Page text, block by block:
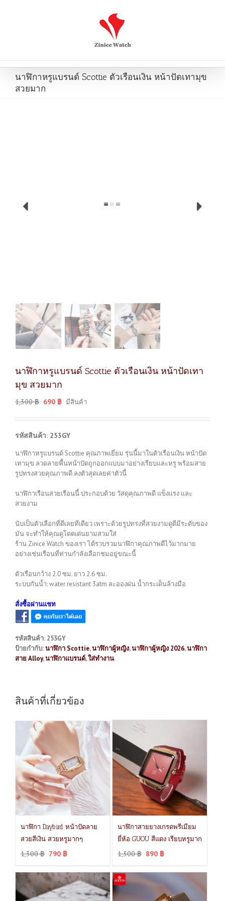
นาฬิกาหรูแบรนด์ Scottie ตัวเรือนเงิน หน้าปัดเทามุข
สวยมาก
นาฬิกาหรูแบรนด์ Scottie ตัวเรือนเงิน หน้าปัดเทา
มุข สวยมาก
1,300฿ 690 ฿ มีสินค้า
รหัสสินค้า: 253GY
นาฬิกาหรูแบรนด์ Scottie คุณภาพเยี่ยม รุ่นนี้มาในตัวเรือนเงิน หน้าปัด
เทามุข ลวดลายพื้นหน้าปัดถูกออกแบบมาอย่างเรียบและหรู พร้อมสาย
รูปทรงสวยคุณภาพดี ลงตัวสุดเลยค่าตัวนี้
นาฬิกาเรือนสวยเรือนนี้ ประกอบด้วย วัสดุคุณภาพดี แข็งแรง และ
สวยงาม
นับเป็นตัวเลือกที่ดีเลยทีเดียว เพราะด้วยรูปทรงที่สวยงามดูดีมีระดับของ
มัน จะทำให้คุณดูโดดเด่นยามสวมใส่
ร้าน Zinice Watch ของเรา ได้รวบรวมนาฬิกาคุณภาพดีไว้มากมาย
อย่างเช่นเรือนที่ท่านกำลังเลือกชมอยู่ขณะนี้
ตัวเรือนกว้าง 2.0 ซม. ยาว 2.6 ซม.
ระบบกันน้ำ: water resistant 3atm ละอองฝน น้ำกระเด็นล้างมือ
สั่งซื้อผ่านแชท
รหัสสินค้า: 253GY
ป้ายกำกับ:นาฬิกา Scottie,นาฬิกาผู้หญิง,นาฬิกาผู้หญิง 2026,นาฬิกา
สาย Alloy,นาฬิกาแบรนด์,ใส่ทำงาน
สินค้าที่เกี่ยวข้อง
นาฬิกา Daybird หน้าปัดลาย
สวยสีเงิน สวยหรูมากๆ
1,300฿ 790 ฿
นาฬิกาสายยางเกรดพรีเมียม
ยี่ห้อ GUOU สีแดง เรียบหรูมาก
1,300฿ 890 ฿